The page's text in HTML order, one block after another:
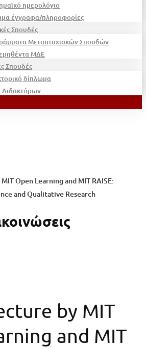
ημερολόγιο
έγγραφα/πληροφορίες
Σπουδές
Μεταπτυχιακών Σπουδών
ΜΔΕ
Σπουδές
δίπλωμα
Διδακτόρων
Open Learning and MIT RAISE:
and Qualitative Research
by MIT
and MIT